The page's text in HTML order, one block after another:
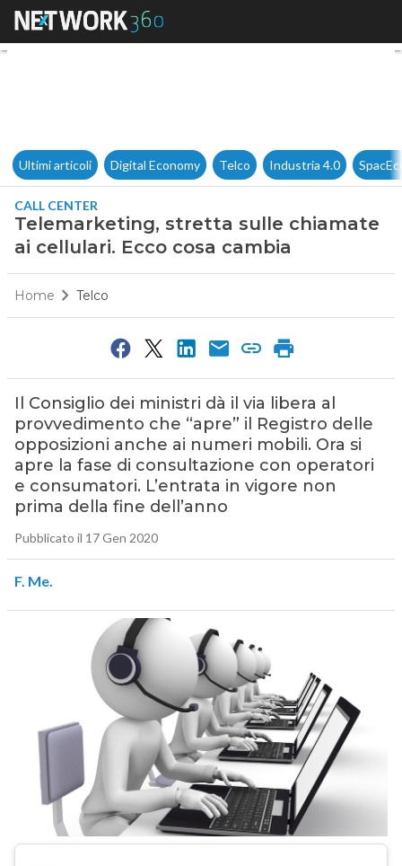
Telemarketing, stretta sulle
Ultimi articoli Digital Economy Telco Industria 4.0
CALL CENTER
Telemarketing, stretta sulle chiamate
ai cellulari. Ecco cosa cambia
Home Telco
Il Consiglio dei ministri dà il via libera al
provvedimento che “apre” il Registro delle
opposizioni anche ai numeri mobili. Ora si
apre la fase di consultazione con operatori
e consumatori. L’entrata in vigore non
prima della fine dell’anno
Pubblicato il 17 Gen 2020
F. Me.